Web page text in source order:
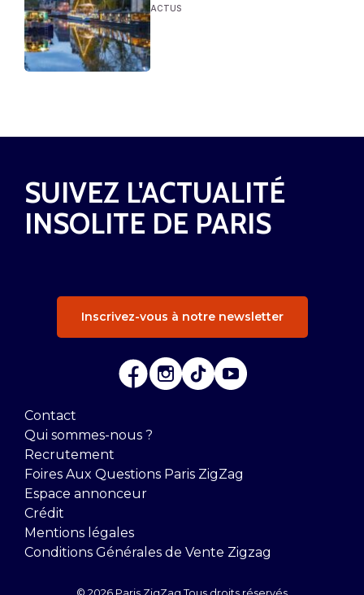
ACTUS
SUIVEZ L'ACTUALITÉ
INSOLITE DE PARIS
Inscrivez-vous à notre newsletter
Contact
Qui sommes-nous ?
Recrutement
Foires Aux Questions Paris ZigZag
Espace annonceur
Crédit
Mentions légales
Conditions Générales de Vente Zigzag